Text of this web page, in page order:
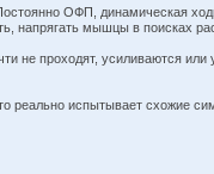
ОФП, динамическая
напрягать мышцы в поисках
не проходят, усиливаются
реально испытывает схожие